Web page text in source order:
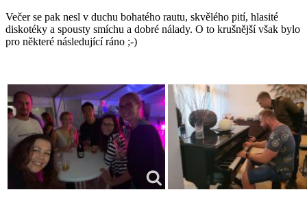
Večer se pak nesl v duchu bohatého rautu, skvělého pití, hlasité
diskotéky a spousty smíchu a dobré nálady. O to krušnější však bylo
pro některé následující ráno ;-)